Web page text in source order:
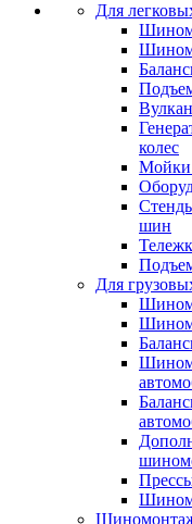
Для
колес
Мойки
шин
Для